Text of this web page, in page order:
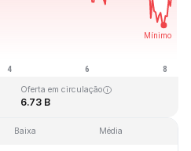
Oferta em circulação
6.73 B
Baixa Média